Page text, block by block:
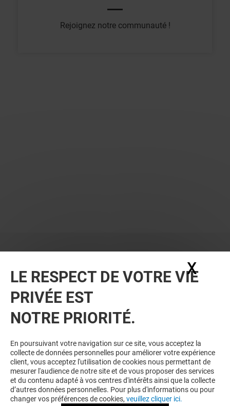
Rejoignez notre communauté !
LE RESPECT DE VOTRE VIE
PRIVÉE EST
NOTRE PRIORITÉ.
En poursuivant votre navigation sur ce site, vous acceptez la
collecte de données personnelles pour améliorer votre expérience
client, vous acceptez l'utilisation de cookies nous permettant de
mesurer l'audience de notre site et de vous proposer des services
et du contenu adapté à vos centres d'intérêts ainsi que la collecte
d’autres données personnelles. Pour plus d'informations ou pour
changer vos préférences de cookies, veuillez cliquer ici.
X